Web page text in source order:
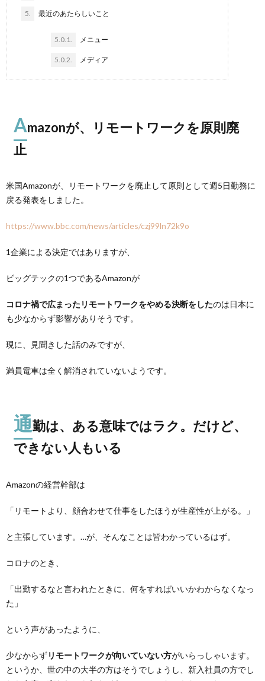
5. 最近のあたらしいこと
5.0.1. メニュー
5.0.2. メディア
Amazonが、リモートワークを原則廃
止
米国Amazonが、リモートワークを廃止して原則として週5日勤務に
戻る発表をしました。
https://www.bbc.com/news/articles/czj99ln72k9o
1企業による決定ではありますが、
ビッグテックの1つであるAmazonが
コロナ禍で広まったリモートワークをやめる決断をしたのは日本に
も少なからず影響がありそうです。
現に、見聞きした話のみですが、
満員電車は全く解消されていないようです。
通勤は、ある意味ではラク。だけど、
できない人もいる
Amazonの経営幹部は
「リモートより、顔合わせて仕事をしたほうが生産性が上がる。」
と主張しています。…が、そんなことは皆わかっているはず。
コロナのとき、
「出勤するなと言われたときに、何をすればいいかわからなくなっ
た」
という声があったように、
少なからずリモートワークが向いていない方がいらっしゃいます。
というか、世の中の大半の方はそうでしょうし、新入社員の方でし